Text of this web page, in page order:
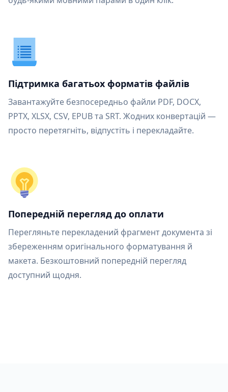
Підтримка багатьох форматів файлів
Завантажуйте безпосередньо файли PDF, DOCX,
PPTX, XLSX, CSV, EPUB та SRT. Жодних конвертацій —
просто перетягніть, відпустіть і перекладайте.
Попередній перегляд до оплати
Перегляньте перекладений фрагмент документа зі
збереженням оригінального форматування й
макета. Безкоштовний попередній перегляд
доступний щодня.